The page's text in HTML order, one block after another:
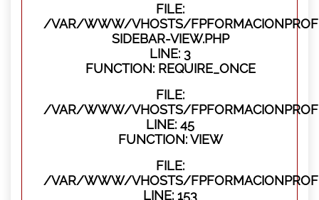
FILE:
/VAR/WWW/VHOSTS/
SIDEBAR-VIEW.PHP
LINE: 3
FUNCTION: REQUIRE_ONCE
FILE:
/VAR/WWW/VHOSTS/
LINE: 45
FUNCTION: VIEW
FILE:
/VAR/WWW/VHOSTS/
LINE: 153